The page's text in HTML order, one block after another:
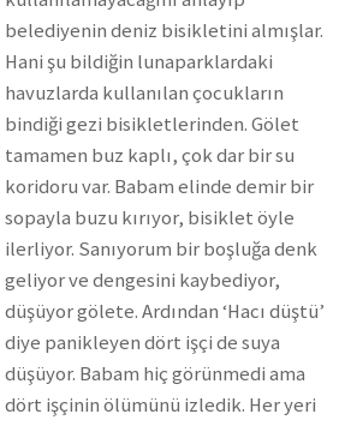
belediyenin deniz bisikletini almışlar.
Hani şu bildiğin lunaparklardaki
havuzlarda kullanılan çocukların
bindiği gezi bisikletlerinden. Gölet
tamamen buz kaplı, çok dar bir su
koridoru var. Babam elinde demir bir
sopayla buzu kırıyor, bisiklet öyle
ilerliyor. Sanıyorum bir boşluğa denk
geliyor ve dengesini kaybediyor,
düşüyor gölete. Ardından ‘Hacı düştü’
diye panikleyen dört işçi de suya
düşüyor. Babam hiç görünmedi ama
dört işçinin ölümünü izledik. Her yeri